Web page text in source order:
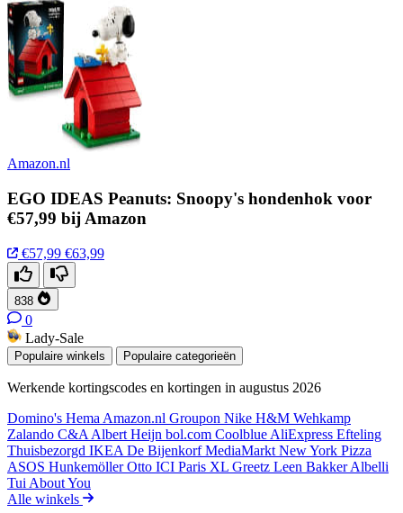
Amazon.nl
EGO IDEAS Peanuts: Snoopy's hondenhok voor
€57,99 bij Amazon
€57,99 €63,99
838
0
Lady-Sale
Populaire winkels Populaire categorieën
Werkende kortingscodes en kortingen in augustus 2026
Domino's Hema Amazon.nl Groupon Nike H&M Wehkamp
Zalando C&A Albert Heijn bol.com Coolblue AliExpress Efteling
Thuisbezorgd IKEA De BijenkorfMediaMarkt New York Pizza
ASOS HunkemöllerOtto ICI Paris XL Greetz Leen BakkerAlbelli
Tui About You
Alle winkels